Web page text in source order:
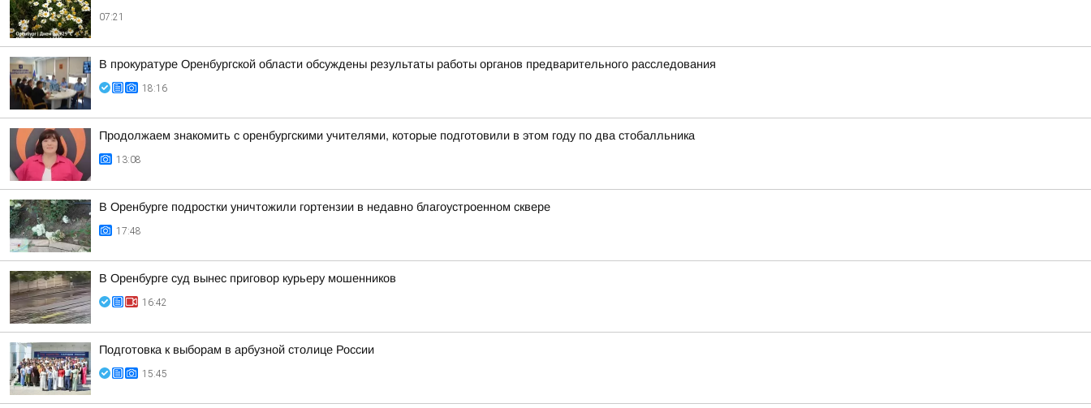
07:21
В прокуратуре Оренбургской области обсуждены результаты работы органов предварительного расследования
18:16
Продолжаем знакомить с оренбургскими учителями, которые подготовили в этом году по два стобалльника
13:08
В Оренбурге подростки уничтожили гортензии в недавно благоустроенном сквере
17:48
В Оренбурге суд вынес приговор курьеру мошенников
16:42
Подготовка к выборам в арбузной столице России
15:45